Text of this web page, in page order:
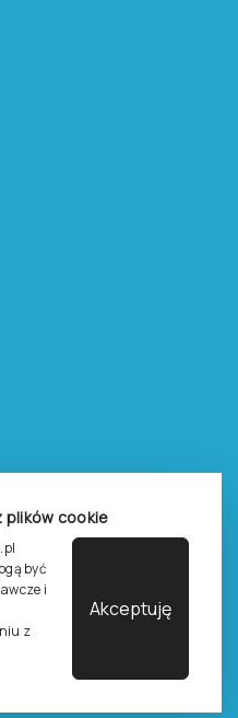
plików cookie
być
i
z
Akceptuję